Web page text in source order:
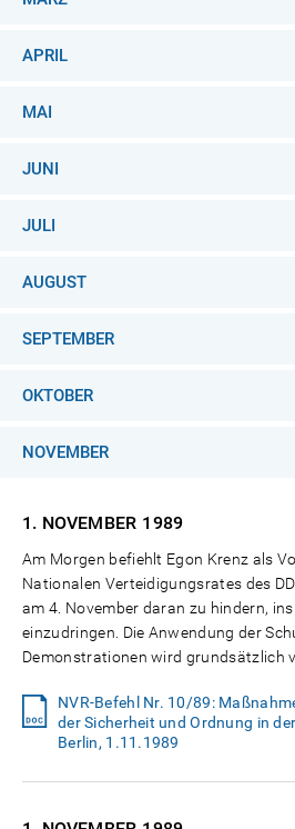
APRIL
MAI
JUNI
JULI
AUGUST
SEPTEMBER
OKTOBER
NOVEMBER
1. NOVEMBER 1989
Am Morgen befiehlt Egon Krenz als
Nationalen Verteidigungsrates des
am 4. November daran zu hindern,
einzudringen. Die Anwendung der
Demonstrationen wird grundsätzlich
NVR-Befehl Nr. 10/89:
der Sicherheit und Ordnung in
Berlin, 1.11.1989